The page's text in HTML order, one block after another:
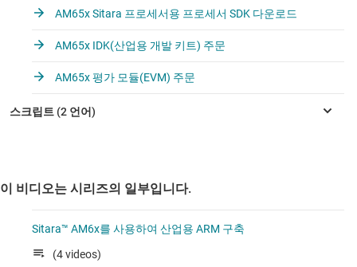
AM65x Sitara 프로세서용 프로세서 SDK 다운로드
AM65x IDK(산업용 개발 키트) 주문
AM65x 평가 모듈(EVM) 주문
이 비디오는 시리즈의 일부입니다.
Sitara™ AM6x를 사용하여 산업용 ARM 구축
(4 videos)